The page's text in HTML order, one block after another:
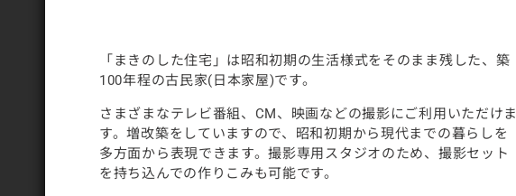
「まきのした住宅」は昭和初期の生活様式をそのまま残した、築
100年程の古民家(日本家屋)です。
さまざまなテレビ番組、CM、映画などの撮影にご利用いただけま
す。増改築をしていますので、昭和初期から現代までの暮らしを
多方面から表現できます。撮影専用スタジオのため、撮影セット
を持ち込んでの作りこみも可能です。